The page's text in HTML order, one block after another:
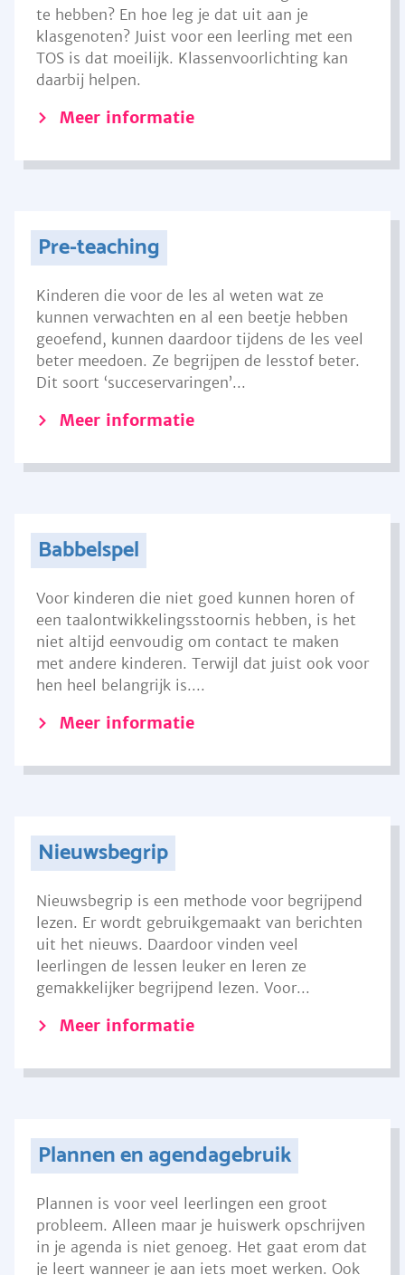
te hebben? En hoe leg je dat uit aan je
klasgenoten? Juist voor een leerling met een
TOS is dat moeilijk. Klassenvoorlichting kan
daarbij helpen.
Meer informatie
Pre-teaching
Kinderen die voor de les al weten wat ze
kunnen verwachten en al een beetje hebben
geoefend, kunnen daardoor tijdens de les veel
beter meedoen. Ze begrijpen de lesstof beter.
Dit soort ‘succeservaringen’...
Meer informatie
Babbelspel
Voor kinderen die niet goed kunnen horen of
een taalontwikkelingsstoornis hebben, is het
niet altijd eenvoudig om contact te maken
met andere kinderen. Terwijl dat juist ook voor
hen heel belangrijk is....
Meer informatie
Nieuwsbegrip
Nieuwsbegrip is een methode voor begrijpend
lezen. Er wordt gebruikgemaakt van berichten
uit het nieuws. Daardoor vinden veel
leerlingen de lessen leuker en leren ze
gemakkelijker begrijpend lezen. Voor...
Meer informatie
Plannen en agendagebruik
Plannen is voor veel leerlingen een groot
probleem. Alleen maar je huiswerk opschrijven
in je agenda is niet genoeg. Het gaat erom dat
je leert wanneer je aan iets moet werken. Ook